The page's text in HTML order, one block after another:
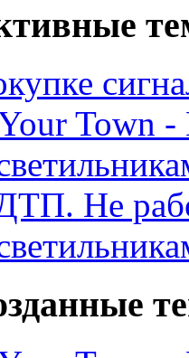
Town
Не